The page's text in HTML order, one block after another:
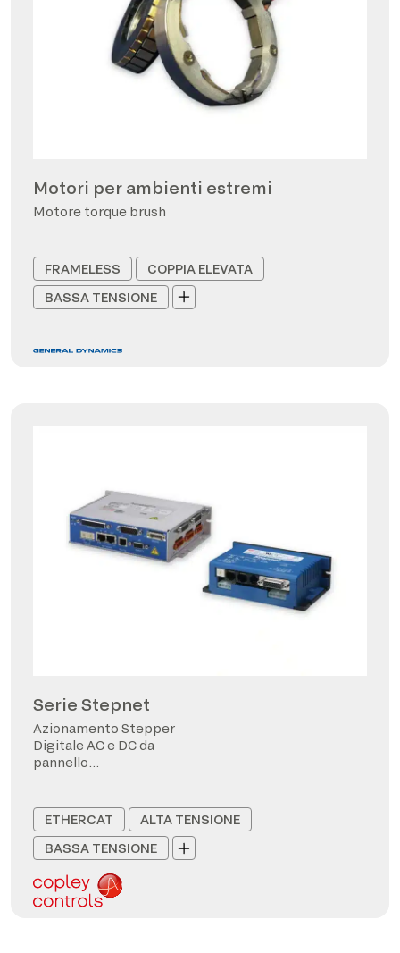
Motori per ambienti estremi
Motore torque brush
FRAMELESS
COPPIA ELEVATA
BASSA TENSIONE
Serie Stepnet
Azionamento Stepper
Digitale AC e DC da
pannello
ETHERCAT
ALTA TENSIONE
BASSA TENSIONE